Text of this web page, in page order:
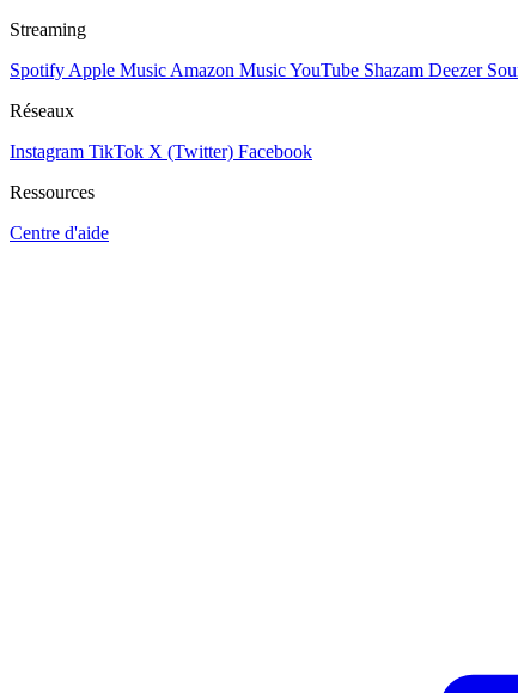
Streaming
Spotify Apple Music Amazon MusicYouTube Shazam Deezer
Réseaux
Instagram TikTok X (Twitter) Facebook
Ressources
Centre d'aide